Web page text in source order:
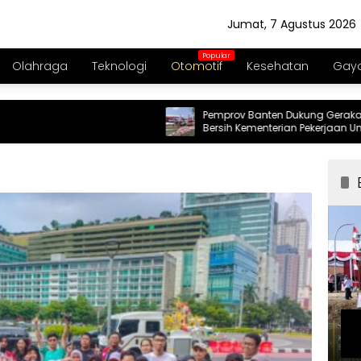
Jumat, 7 Agustus 2026
Olahraga Teknologi Otomotif Kesehatan
Pemprov Banten Dukung Gerakan Irigasi
Bersih Kementerian Pekerjaan Umum